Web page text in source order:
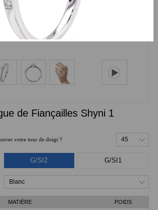
de Fiançailles Shyni 1
votre tour de doigt ? 45
G/SI2 G/SI1
Blanc
MATIÈRE
POIDS